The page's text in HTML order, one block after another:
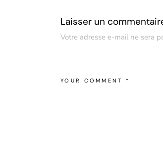
Laisser un
Votre adresse e-mail ne sera